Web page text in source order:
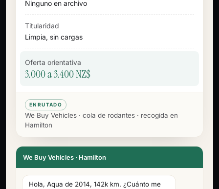
Ninguno en archivo
Titularidad
Limpia, sin cargas
Oferta orientativa
3.000 a 3.400 NZ$
ENRUTADO
We Buy Vehicles · cola de rodantes · recogida en
Hamilton
We Buy Vehicles · Hamilton
Hola, Aqua de 2014, 142k km. ¿Cuánto me